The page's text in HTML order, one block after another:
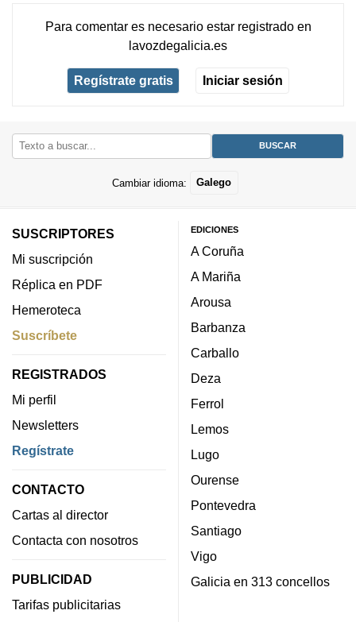
Para comentar es necesario estar registradoen
lavozdegalicia.es
Regístrate gratis Iniciar sesión
Cambiar idioma: Galego
SUSCRIPTORES
Mi suscripción
Réplica en PDF
Hemeroteca
Suscríbete
REGISTRADOS
Mi perfil
Newsletters
Regístrate
CONTACTO
Cartas al director
Contacta con nosotros
PUBLICIDAD
Tarifas publicitarias
EDICIONES
A Coruña
A Mariña
Arousa
Barbanza
Carballo
Deza
Ferrol
Lemos
Lugo
Ourense
Pontevedra
Santiago
Vigo
Galicia en 313 concellos